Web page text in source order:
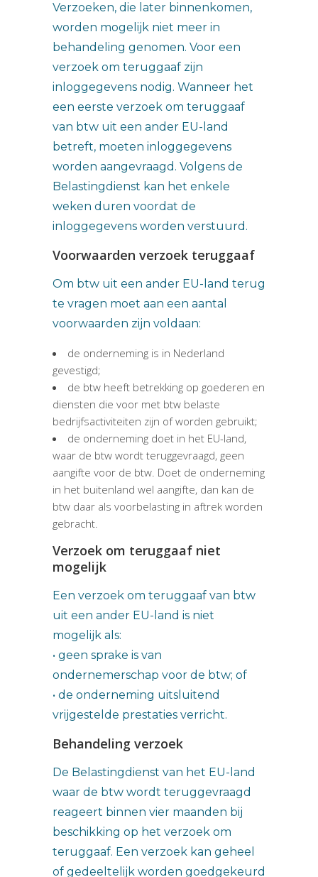
Verzoeken, die later binnenkomen,
worden mogelijk niet meer in
behandeling genomen. Voor een
verzoek om teruggaaf zijn
inloggegevens nodig. Wanneer het
een eerste verzoek om teruggaaf
van btw uit een ander EU-land
betreft, moeten inloggegevens
worden aangevraagd. Volgens de
Belastingdienst kan het enkele
weken duren voordat de
inloggegevens worden verstuurd.
Voorwaarden verzoek teruggaaf
Om btw uit een ander EU-land terug
te vragen moet aan een aantal
voorwaarden zijn voldaan:
de onderneming is in Nederland
gevestigd;
de btw heeft betrekking op goederen en
diensten die voor met btw belaste
bedrijfsactiviteiten zijn of worden gebruikt;
de onderneming doet in het EU-land,
waar de btw wordt teruggevraagd, geen
aangifte voor de btw. Doet de onderneming
in het buitenland wel aangifte, dan kan de
btw daar als voorbelasting in aftrek worden
gebracht.
Verzoek om teruggaaf niet
mogelijk
Een verzoek om teruggaaf van btw
uit een ander EU-land is niet
mogelijk als:
• geen sprake is van
ondernemerschap voor de btw; of
• de onderneming uitsluitend
vrijgestelde prestaties verricht.
Behandeling verzoek
De Belastingdienst van het EU-land
waar de btw wordt teruggevraagd
reageert binnen vier maanden bij
beschikking op het verzoek om
teruggaaf. Een verzoek kan geheel
of gedeeltelijk worden goedgekeurd